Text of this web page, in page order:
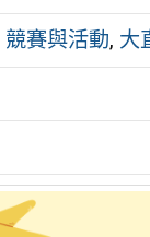
競賽與活動, 大